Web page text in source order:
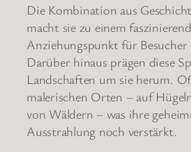
Die Kombination aus
macht sie zu einem
Anziehungspunkt für Besucher
Darüber hinaus prägen diese
Landschaften um sie herum.
malerischen Orten – auf
von Wäldern – was ihre
Ausstrahlung noch verstärkt.